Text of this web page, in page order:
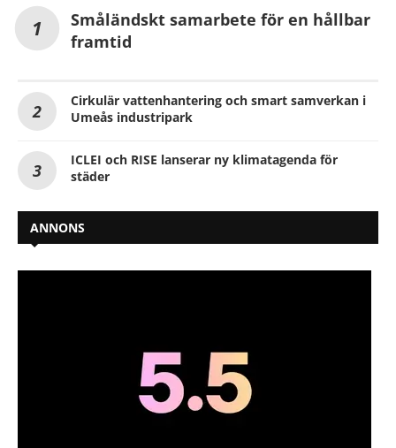
Småländskt samarbete för en hållbar
framtid
Cirkulär vattenhantering och smart samverkan i
Umeås industripark
ICLEI och RISE lanserar ny klimatagenda för
städer
ANNONS